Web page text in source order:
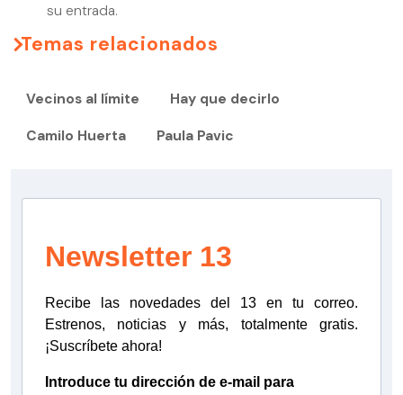
su entrada.
Temas relacionados
Vecinos al límite Hay que decirlo
Camilo Huerta Paula Pavic
Newsletter 13
Recibe las novedades del 13 en tu correo.
Estrenos, noticias y más, totalmente gratis.
¡Suscríbete ahora!
Introduce tu dirección de e-mail para